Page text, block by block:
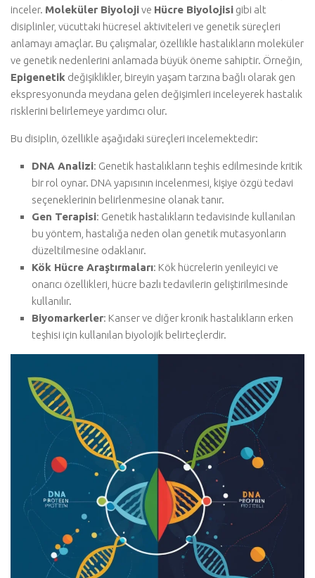
inceler. Moleküler Biyolojive Hücre Biyolojisi gibi alt
disiplinler, vücuttaki hücresel aktiviteleri ve genetik süreçleri
anlamayı amaçlar. Bu çalışmalar, özellikle hastalıkların moleküler
ve genetik nedenlerini anlamada büyük öneme sahiptir. Örneğin,
Epigenetik değişiklikler, bireyin yaşam tarzına bağlı olarak gen
ekspresyonunda meydana gelen değişimleri inceleyerek hastalık
risklerini belirlemeye yardımcı olur.
Bu disiplin, özellikle aşağıdaki süreçleri incelemektedir:
DNA Analizi: Genetik hastalıkların teşhis edilmesinde kritik
bir rol oynar. DNA yapısının incelenmesi, kişiye özgü tedavi
seçeneklerinin belirlenmesine olanak tanır.
Gen Terapisi: Genetik hastalıkların tedavisinde kullanılan
bu yöntem, hastalığa neden olan genetik mutasyonların
düzeltilmesine odaklanır.
Kök Hücre Araştırmaları: Kök hücrelerin yenileyici ve
onarıcı özellikleri, hücre bazlı tedavilerin geliştirilmesinde
kullanılır.
Biyomarkerler: Kanser ve diğer kronik hastalıkların erken
teşhisi için kullanılan biyolojik belirteçlerdir.